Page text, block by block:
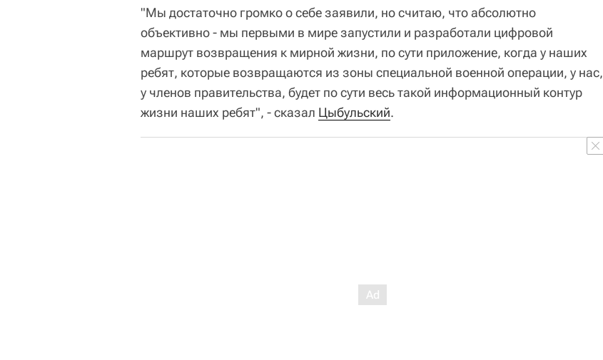
"Мы достаточно громко о себе заявили, но считаю, что абсолютно
объективно - мы первыми в мире запустили и разработали цифровой
маршрут возвращения к мирной жизни, по сути приложение, когда у наших
ребят, которые возвращаются из зоны специальной военной операции, у нас,
у членов правительства, будет по сути весь такой информационный контур
жизни наших ребят", - сказал Цыбульский.